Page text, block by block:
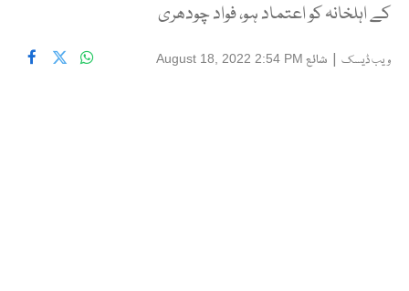
کے اہلخانہ کو اعتماد ہو، فواد چودھری
ویب ڈیسک | شائع August 18, 2022 2:54 PM